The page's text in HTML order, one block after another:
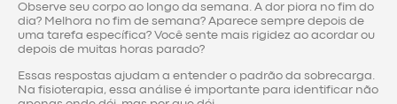
Observe seu corpo ao longo da semana. A dor piora no fim do
dia? Melhora no fim de semana? Aparece sempre depois de
uma tarefa específica? Você sente mais rigidez ao acordar ou
depois de muitas horas parado?
Essas respostas ajudam a entender o padrão da sobrecarga.
Na fisioterapia, essa análise é importante para identificar não